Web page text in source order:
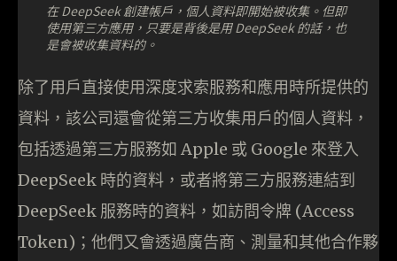
在 DeepSeek 創建帳戶，個人資料即開始被收集。但即
使用第三方應用，只要是背後是用 DeepSeek 的話，也
是會被收集資料的。
除了用戶直接使用深度求索服務和應用時所提供的
資料，該公司還會從第三方收集用戶的個人資料，
包括透過第三方服務如 Apple 或 Google 來登入
DeepSeek 時的資料，或者將第三方服務連結到
DeepSeek 服務時的資料，如訪問令牌 (Access
Token)；他們又會透過廣告商、測量和其他合作夥